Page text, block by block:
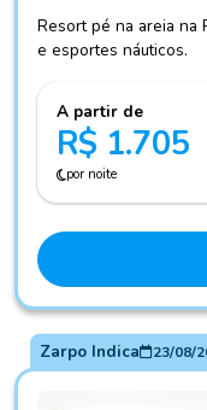
Resort pé na areia na
e esportes náuticos.
A partir de
R$ 1.705
por noite
Zarpo Indica 23/08/